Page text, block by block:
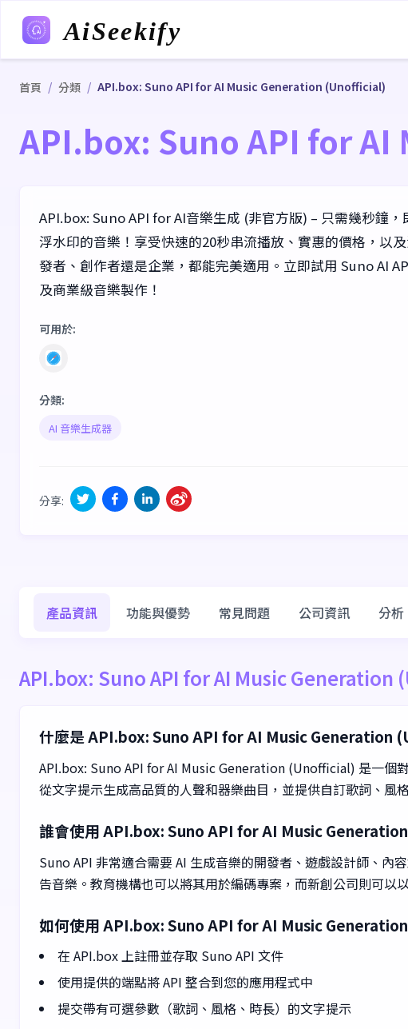
AiSeekify
首頁 / 分類 / API.box: Suno API for AI Music Generation (Unofficial)
API.box: Suno API for
API.box: Suno API for AI音樂生成 (非官方版) – 只需幾秒鐘
浮水印的音樂！享受快速的20秒串流播放、實惠的價格，以
發者、創作者還是企業，都能完美適用。立即試用 Suno AI
及商業級音樂製作！
可用於:
分類:
AI 音樂生成器
分享:
產品資訊 功能與優勢 常見問題 公司資訊 分析
API.box: Suno API for AI Music Generation
什麼是 API.box: Suno API for AI Music Generation
API.box: Suno API for AI Music Generation (Unofficial) 是一個
從文字提示生成高品質的人聲和器樂曲目，並提供自訂歌詞、風
誰會使用 API.box: Suno API for AI Music
Suno API 非常適合需要 AI 生成音樂的開發者、遊戲設計師、
告音樂。教育機構也可以將其用於編碼專案，而新創公司則可以
如何使用 API.box: Suno API for AI Music
在 API.box 上註冊並存取 Suno API 文件
使用提供的端點將 API 整合到您的應用程式中
提交帶有可選參數（歌詞、風格、時長）的文字提示